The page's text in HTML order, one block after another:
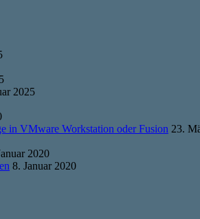
2025
in VMware Workstation oder Fusion 23.
2020
8. Januar 2020